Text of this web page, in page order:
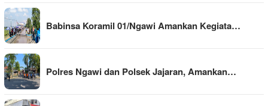
Babinsa Koramil 01/Ngawi Amankan Kegiata…
Polres Ngawi dan Polsek Jajaran, Amankan…